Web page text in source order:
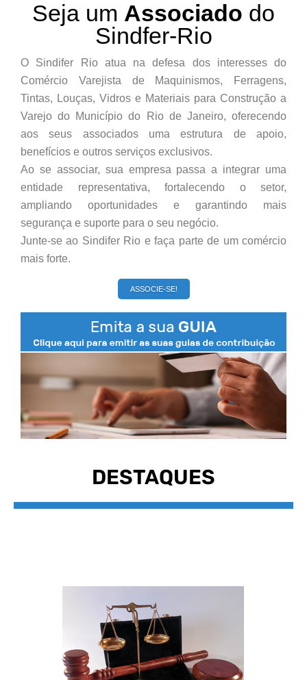
Seja um Associado do
Sindfer-Rio
O Sindifer Rio atua na defesa dos interesses do
Comércio Varejista de Maquinismos, Ferragens,
Tintas, Louças, Vidros e Materiais para Construção a
Varejo do Município do Rio de Janeiro, oferecendo
aos seus associados uma estrutura de apoio,
benefícios e outros serviços exclusivos.
Ao se associar, sua empresa passa a integrar uma
entidade representativa, fortalecendo o setor,
ampliando oportunidades e garantindo mais
segurança e suporte para o seu negócio.
Junte-se ao Sindifer Rio e faça parte de um comércio
mais forte.
ASSOCIE-SE!
DESTAQUES